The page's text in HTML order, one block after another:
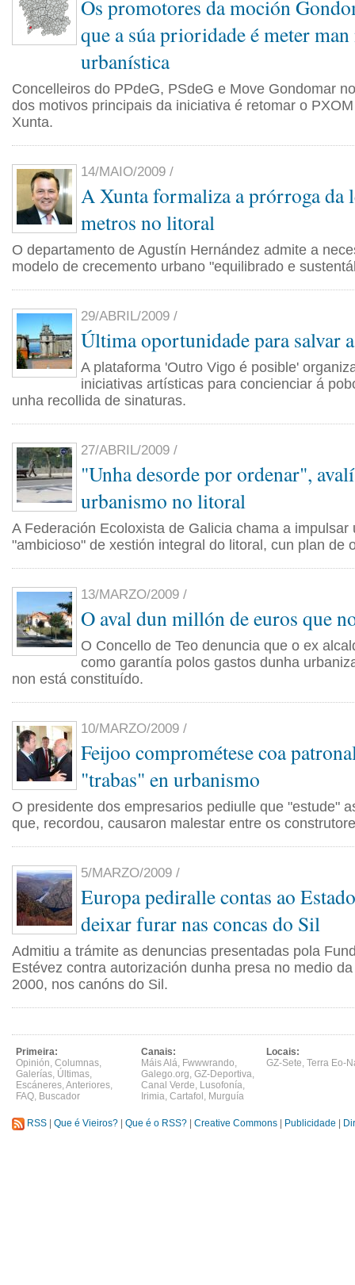
Os promotores da moción
que a súa prioridade é meter
urbanística
Concelleiros do PPdeG, PSdeG e Move Gondomar
dos motivos principais da iniciativa é retomar o
Xunta.
14/MAIO/2009 /
A Xunta formaliza a prórroga da
metros no litoral
O departamento de Agustín Hernández admite a
modelo de crecemento urbano "equilibrado e
29/ABRIL/2009 /
Última oportunidade para salvar
A plataforma 'Outro Vigo é posible'
iniciativas artísticas para concienciar á
unha recollida de sinaturas.
27/ABRIL/2009 /
"Unha desorde por ordenar",
urbanismo no litoral
A Federación Ecoloxista de Galicia chama a impulsar
"ambicioso" de xestión integral do litoral, cun plan de
13/MARZO/2009 /
O aval dun millón de euros que
O Concello de Teo denuncia que o ex
como garantía polos gastos dunha
non está constituído.
10/MARZO/2009 /
Feijoo comprométese coa
"trabas" en urbanismo
O presidente dos empresarios pediulle que "estude"
que, recordou, causaron malestar entre os
5/MARZO/2009 /
Europa pediralle contas ao
deixar furar nas concas do Sil
Admitiu a trámite as denuncias presentadas pola
Estévez contra autorización dunha presa no medio
2000, nos canóns do Sil.
Primeira:
Opinión, Columnas,
Galerías, Últimas,
Escáneres,Anteriores,
FAQ, Buscador
Canais:
Máis Alá, Fwwwrando,
Galego.org, GZ-Deportiva,
Canal Verde, Lusofonía,
Irimia, Cartafol , Murguía
Locais:
GZ-Sete, Terra Eo-
RSS Que é Vieiros? Que é o RSS? Creative Commons Publicidade